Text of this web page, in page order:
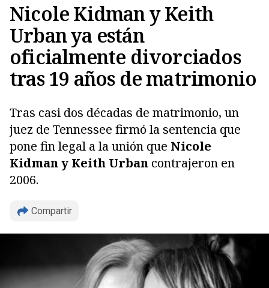
Nicole Kidman y Keith
Urban ya están
oficialmente divorciados
tras 19 años de matrimonio
Tras casi dos décadas de matrimonio, un
juez de Tennessee firmó la sentencia que
pone fin legal a la unión que Nicole
Kidman y Keith Urban contrajeron en
2006.
Compartir